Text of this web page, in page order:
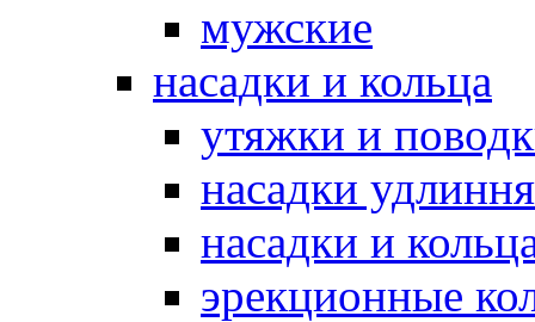
мужские
насадки и кольца
утяжки и
насадки
насадки и
эрекционные